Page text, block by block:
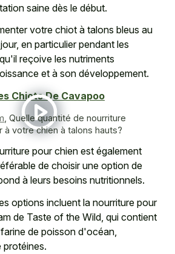
saine dès le début.
votre chiot à talons bleus au
en particulier pendant les
reçoive les nutriments
et à son développement.
Chiots De Cavapoo
Quelle quantité de nourriture
votre chien à talons hauts?
pour chien est également
de choisir une option de
à leurs besoins nutritionnels.
options incluent la nourriture pour
de Taste of the Wild, qui contient
de poisson d'océan,